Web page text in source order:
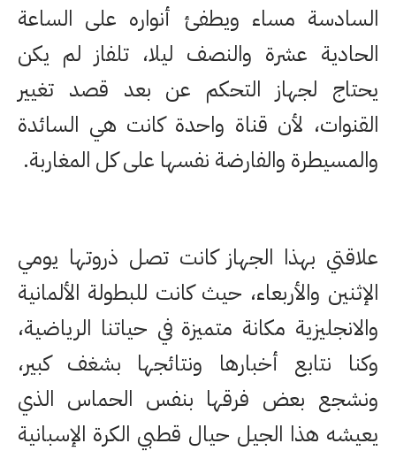
السادسة مساء ويطفئ أنواره على الساعة
الحادية عشرة والنصف ليلا، تلفاز لم يكن
يحتاج لجهاز التحكم عن بعد قصد تغيير
القنوات، لأن قناة واحدة كانت هي السائدة
والمسيطرة والفارضة نفسها على كل المغاربة.
علاقتي بهذا الجهاز كانت تصل ذروتها يومي
الإثنين والأربعاء، حيث كانت للبطولة الألمانية
والانجليزية مكانة متميزة في حياتنا الرياضية،
وكنا نتابع أخبارها ونتائجها بشغف كبير،
ونشجع بعض فرقها بنفس الحماس الذي
يعيشه هذا الجيل حيال قطبي الكرة الإسبانية